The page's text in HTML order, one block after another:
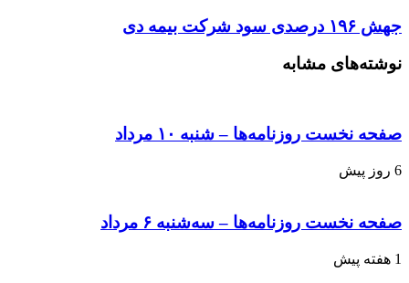
جهش ۱۹۶ درصدی سود شرکت بیمه دی
نوشته‌های مشابه
صفحه نخست روزنامه‌ها – شنبه ۱۰ مرداد
6 روز پیش
صفحه نخست روزنامه‌ها – سه‌شنبه ۶ مرداد
1 هفته پیش